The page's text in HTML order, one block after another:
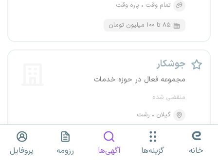
تمام وقت
پاره وقت
۸۵ تا ۱۰۰ میلیون تومان
جوشکار
مجموعه فعال در حوزه خدمات
منقضی شده
گیلان
رشت
تمام وقت
پروژه‌ای
خانه گزینه‌ها آگهی‌ها رزومه پروفایل